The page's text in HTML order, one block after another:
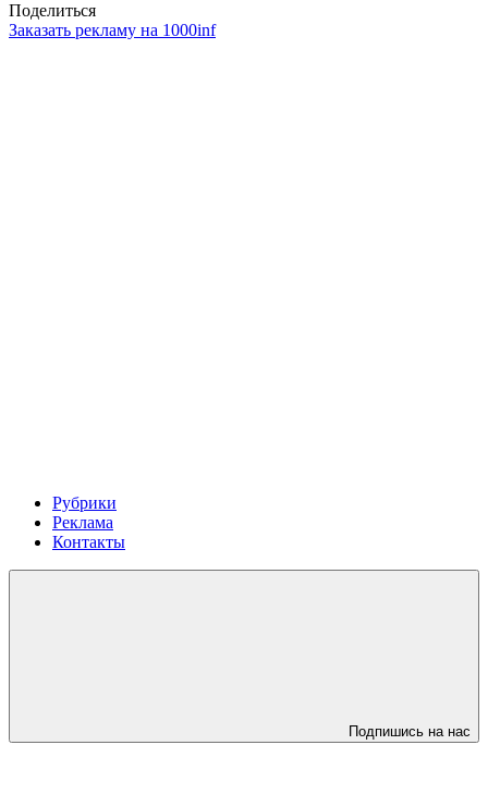
Поделиться
Заказать рекламу на 1000inf
Рубрики
Реклама
Контакты
Подпишись на нас